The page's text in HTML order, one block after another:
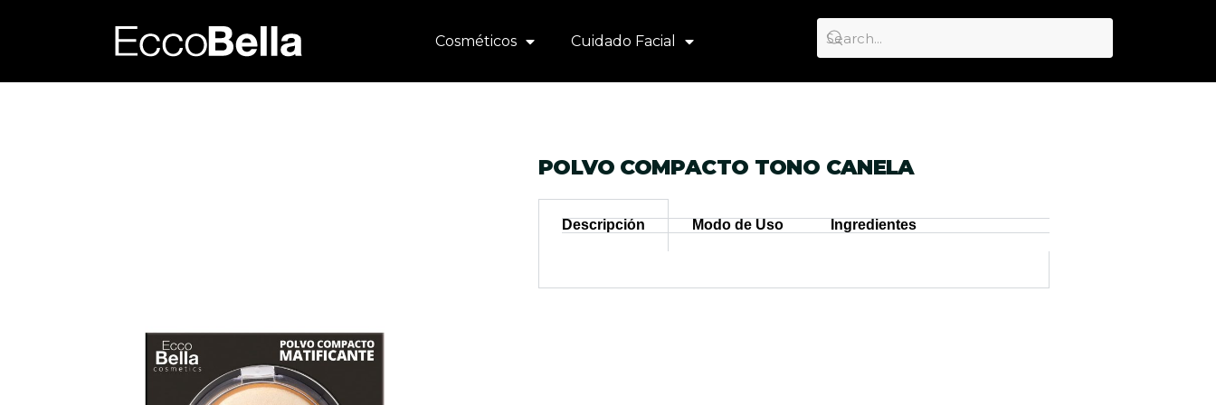
Cosméticos Cuidado Facial
POLVO COMPACTO TONO CANELA
Descripción Modo de Uso Ingredientes